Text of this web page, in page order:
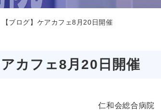
【ブログ】ケアカフェ8月20日開催
アカフェ8月20日開催
仁和会総合病院